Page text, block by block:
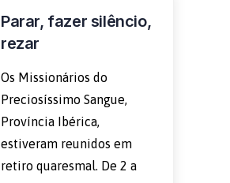
Parar, fazer silêncio,
rezar
Os Missionários do
Preciosíssimo Sangue,
Província Ibérica,
estiveram reunidos em
retiro quaresmal. De 2 a